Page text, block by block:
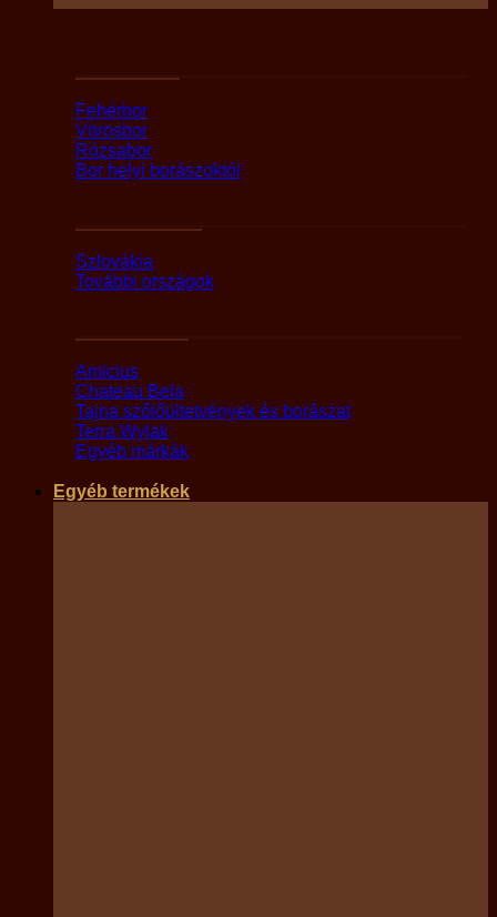
Fehérbor
Vörösbor
Rózsabor
Bor helyi borászoktól
Szlovákia
További országok
Amicius
Chateau Bela
Tajna szőlőültetvények és borászat
Terra Wylak
Egyéb márkák
Egyéb termékek